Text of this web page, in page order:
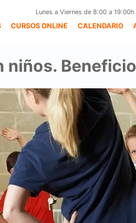
Lunes a Viernes de 8:00 a 19:00h
CURSOS ONLINE CALENDARIO
niños.